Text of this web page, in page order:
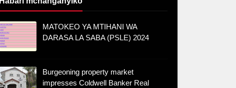
MATOKEO YA MTIHANI WA
DARASA LA SABA (PSLE) 2024
Burgeoning property market
impresses Coldwell Banker Real